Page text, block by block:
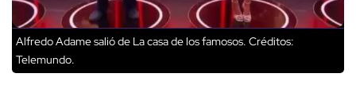
Alfredo Adame salió de La casa de los famosos. Créditos:
Telemundo.